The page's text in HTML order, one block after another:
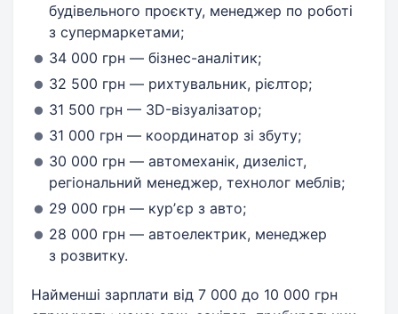
будівельного проєкту, менеджер по роботі
з супермаркетами;
34 000 грн — бізнес-аналітик;
32 500 грн — рихтувальник, рієлтор;
31 500 грн — 3D-візуалізатор;
31 000 грн — координатор зі збуту;
30 000 грн — автомеханік, дизеліст,
регіональний менеджер, технолог меблів;
29 000 грн — курʼєр з авто;
28 000 грн — автоелектрик, менеджер
з розвитку.
Найменші зарплати від 7 000 до 10 000 грн